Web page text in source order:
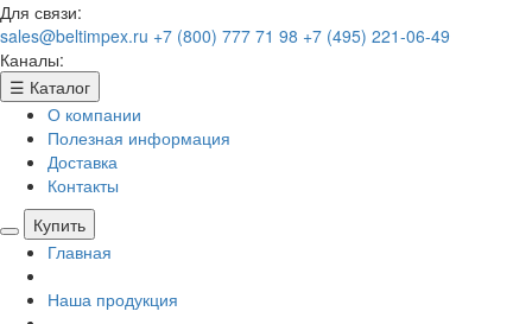
Для связи:
sales@beltimpex.ru +7 (800) 777 71 98 +7 (495) 221-06-49
Каналы:
☰ Каталог
О компании
Полезная информация
Доставка
Контакты
Купить
Главная
Наша продукция